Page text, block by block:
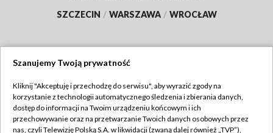
SZCZECIN / WARSZAWA / WROCŁAW
TVP
Abonament TVP
Regulamin TVP
Szanujemy Twoją prywatność
Kliknij "Akceptuję i przechodzę do serwisu", aby wyrazić zgody na
korzystanie z technologii automatycznego śledzenia i zbierania danych,
dostęp do informacji na Twoim urządzeniu końcowym i ich
przechowywanie oraz na przetwarzanie Twoich danych osobowych przez
nas, czyli Telewizję Polską S.A. w likwidacji (zwaną dalej również „TVP”),